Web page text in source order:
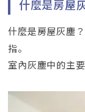
什麼是房屋
什麼是房屋灰塵
指。
室內灰塵中的主